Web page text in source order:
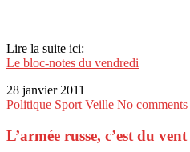
Lire la suite ici:
Le bloc-notes du vendredi
28 janvier 2011
Politique Sport Veille No comments
L’armée russe, c’est du vent